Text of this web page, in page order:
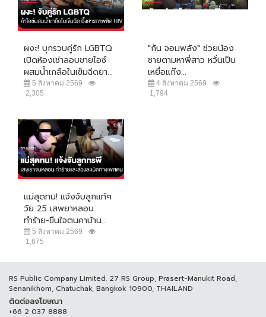
ผงะ! บุกรวบคู่รัก LGBTQ
เปิดห้องเช่าลอบขายไอซ์
ผสมน้ำเกลือในเข็มฉีดยา...
5 สิงหาคม 2569
2,305
"กัน จอมพลัง" ช่วยน้อง
ชายตามหาพี่สาว หวั่นเป็น
เหยื่อแก๊ง...
4 สิงหาคม 2569
1,794
แม่สุดทน! แจ้งจับลูกแท้ๆ
วัย 25 เสพยาหลอน
ทำร้าย-ขืนใจตนคาบ้าน...
5 สิงหาคม 2569
1,675
RS Public Company Limited. 27 RS Group, Prasert-Manukit Road,
Senanikhom, Chatuchak, Bangkok 10900, THAILAND
ติดต่อลงโฆษณา
+66 2 037 8888